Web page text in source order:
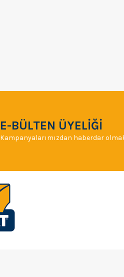
E-BÜLTEN ÜYELİĞİ
Kampanyalarımızdan haberdar